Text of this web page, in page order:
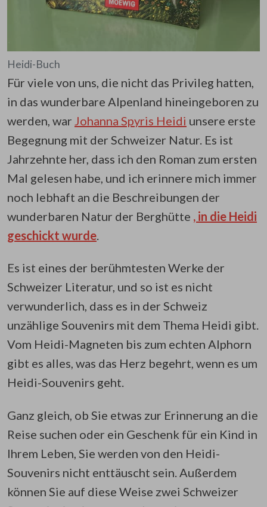
Heidi-Buch
Für viele von uns, die nicht das Privileg hatten,
in das wunderbare Alpenland hineingeboren zu
werden, war Johanna Spyris Heidi unsere erste
Begegnung mit der Schweizer Natur. Es ist
Jahrzehnte her, dass ich den Roman zum ersten
Mal gelesen habe, und ich erinnere mich immer
noch lebhaft an die Beschreibungen der
wunderbaren Natur der Berghütte , in die Heidi
geschickt wurde.
Es ist eines der berühmtesten Werke der
Schweizer Literatur, und so ist es nicht
verwunderlich, dass es in der Schweiz
unzählige Souvenirs mit dem Thema Heidi gibt.
Vom Heidi-Magneten bis zum echten Alphorn
gibt es alles, was das Herz begehrt, wenn es um
Heidi-Souvenirs geht.
Ganz gleich, ob Sie etwas zur Erinnerung an die
Reise suchen oder ein Geschenk für ein Kind in
Ihrem Leben, Sie werden von den Heidi-
Souvenirs nicht enttäuscht sein. Außerdem
können Sie auf diese Weise zwei Schweizer